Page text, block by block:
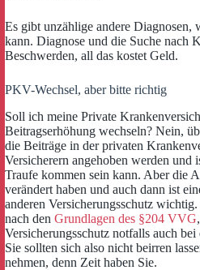
Es gibt unzählige andere Diagnosen,
kann. Diagnose und die Suche nach
Beschwerden, all das kostet Geld.
PKV-Wechsel, aber bitte richtig
Soll ich meine Private
Beitragserhöhung wechseln? Nein,
die Beiträge in der privaten
Versicherern angehoben werden und
Traufe kommen sein kann. Aber die
verändert haben und auch dann ist
anderen Versicherungsschutz
nach den Grundlagen des §204 VVG
Versicherungsschutz notfalls auch
Sie sollten sich also nicht beirren
nehmen, denn Zeit haben Sie.